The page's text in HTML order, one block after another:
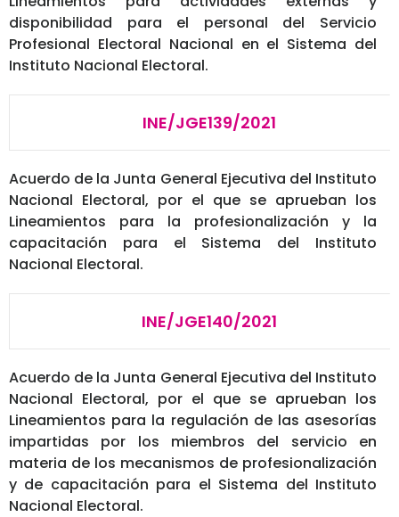
disponibilidad para el personal del Servicio
Profesional Electoral Nacional en el Sistema del
Instituto Nacional Electoral.
INE/JGE139/2021
Acuerdo de la Junta General Ejecutiva del Instituto
Nacional Electoral, por el que se aprueban los
Lineamientos para la profesionalización y la
capacitación para el Sistema del Instituto
Nacional Electoral.
INE/JGE140/2021
Acuerdo de la Junta General Ejecutiva del Instituto
Nacional Electoral, por el que se aprueban los
Lineamientos para la regulación de las asesorías
impartidas por los miembros del servicio en
materia de los mecanismos de profesionalización
y de capacitación para el Sistema del Instituto
Nacional Electoral.